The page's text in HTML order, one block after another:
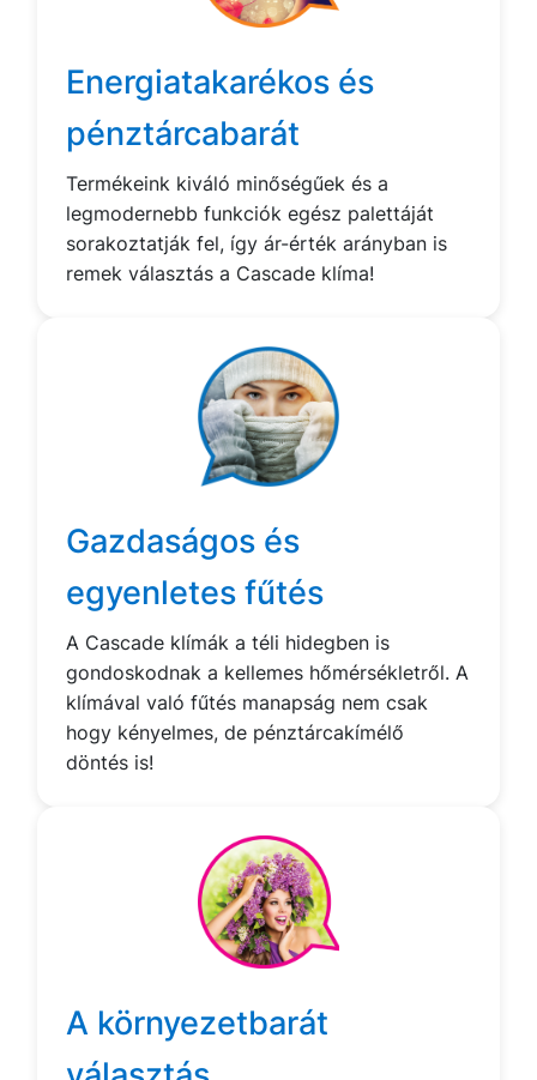
Energiatakarékos és
pénztárcabarát
Termékeink kiváló minőségűek és a
legmodernebb funkciók egész palettáját
sorakoztatják fel, így ár-érték arányban is
remek választás a Cascade klíma!
Gazdaságos és
egyenletes fűtés
A Cascade klímák a téli hidegben is
gondoskodnak a kellemes hőmérsékletről. A
klímával való fűtés manapság nem csak
hogy kényelmes, de pénztárcakímélő
döntés is!
A környezetbarát